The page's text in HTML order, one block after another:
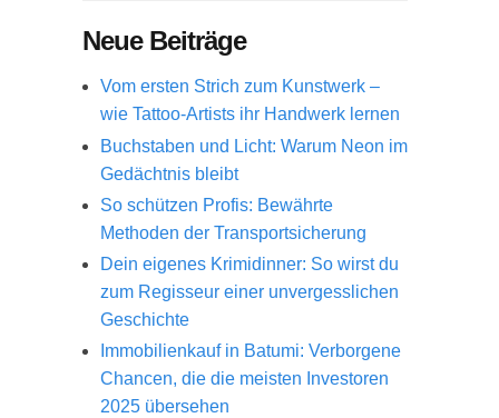
Neue Beiträge
Vom ersten Strich zum Kunstwerk –
wie Tattoo-Artists ihr Handwerk lernen
Buchstaben und Licht: Warum Neon im
Gedächtnis bleibt
So schützen Profis: Bewährte
Methoden der Transportsicherung
Dein eigenes Krimidinner: So wirst du
zum Regisseur einer unvergesslichen
Geschichte
Immobilienkauf in Batumi: Verborgene
Chancen, die die meisten Investoren
2025 übersehen